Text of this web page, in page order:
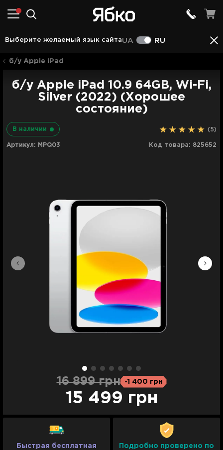
Выберите желаемый язык сайтаUA RU
Аксессуары Описание Характеристики
б/у Apple iPad
б/у Apple iPad 10.9 64GB, Wi-Fi,
Silver (2022) (Хорошее
состояние)
В наличии
Код товара: 825652
Артикул: MPQ03
(5)
16 899 грн -1 400 грн
15 499 грн
Быстрая бесплатная
Подробно проверено по